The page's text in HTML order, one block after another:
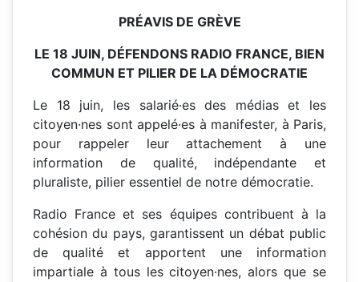
PRÉAVIS DE GRÈVE
LE 18 JUIN, DÉFENDONS RADIO FRANCE, BIEN
COMMUN ET PILIER DE LA DÉMOCRATIE
Le 18 juin, les salarié·es des médias et les
citoyen·nes sont appelé·es à manifester, à Paris,
pour rappeler leur attachement à une
information de qualité, indépendante et
pluraliste, pilier essentiel de notre démocratie.
Radio France et ses équipes contribuent à la
cohésion du pays, garantissent un débat public
de qualité et apportent une information
impartiale à tous les citoyen·nes, alors que se